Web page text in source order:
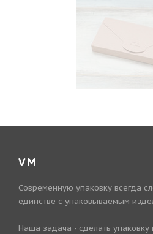
VM
Современную упаковку всегда
единстве с упаковываемым
Наша задача - сделать